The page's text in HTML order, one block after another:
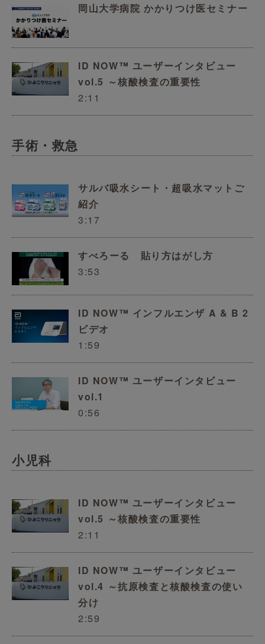
岡山大学病院 かかりつけ医セミナー
ID NOW™ ユーザーインタビュー
vol.5 ～核酸検査の重要性
2:11
手術・救急
サルバ吸水シート・超吸水マットご
紹介
3:17
すべろーる 貼り方はがし方
3:53
ID NOW™ インフルエンザ A & B 2
ビデオ
1:59
ID NOW™ ユーザーインタビュー
vol.1
0:56
小児科
ID NOW™ ユーザーインタビュー
vol.5 ～核酸検査の重要性
2:11
ID NOW™ ユーザーインタビュー
vol.4 ～抗原検査と核酸検査の使い
分け
2:59